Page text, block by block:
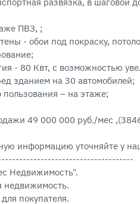
ПВЗ, ;
- обои под покраску,
- 80 Квт, с возможностью
зданием на 30 автомобилей;
пользования – на этаже;
49 000 000 руб./мес
информацию уточняйте у
Недвижимость".
недвижимость.
покупателя.